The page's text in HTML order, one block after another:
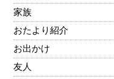
家族
おたより紹介
お出かけ
友人